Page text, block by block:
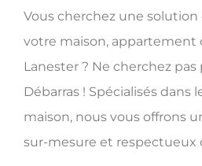
Vous cherchez une
votre maison, appartement
Lanester ? Ne cherchez pas
Débarras ! Spécialisés dans
maison, nous vous offrons
sur-mesure et respectueux